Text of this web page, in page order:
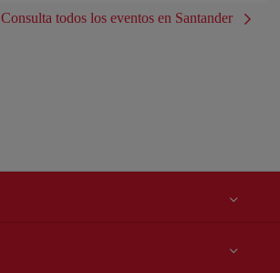
Consulta todos los eventos en Santander